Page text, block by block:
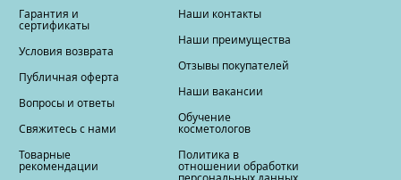
Гарантия и
сертификаты
Условия возврата
Публичная оферта
Вопросы и ответы
Свяжитесь с нами
Товарные
рекомендации
Наши контакты
Наши преимущества
Отзывы покупателей
Наши вакансии
Обучение
косметологов
Политика в
отношении обработки